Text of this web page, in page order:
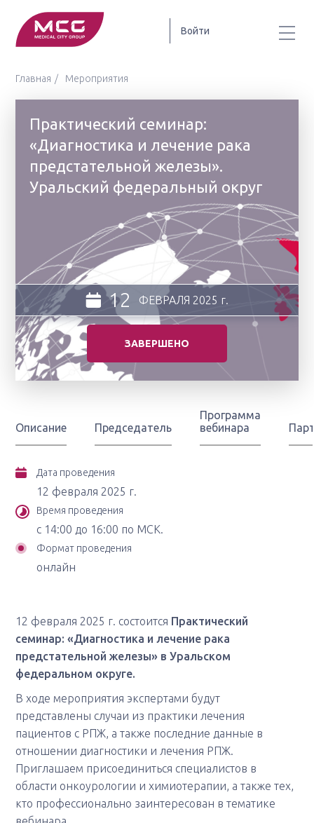
Войти
Главная Мероприятия
Практический семинар:
«Диагностика и лечение рака
предстательной железы».
Уральский федеральный округ
ЗАВЕРШЕНО
12 ФЕВРАЛЯ 2025 г.
Описание Председатель
Программа
вебинара
Дата проведения
12 февраля 2025 г.
Время проведения
с 14:00 до 16:00 по МСК.
Формат проведения
онлайн
12 февраля 2025 г. состоится Практический
семинар: «Диагностика и лечение рака
предстательной железы» в Уральском
федеральном округе.
В ходе мероприятия экспертами будут
представлены случаи из практики лечения
пациентов с РПЖ, а также последние данные в
отношении диагностики и лечения РПЖ.
Приглашаем присоединиться специалистов в
области онкоурологии и химиотерапии, а также тех,
кто профессионально заинтересован в тематике